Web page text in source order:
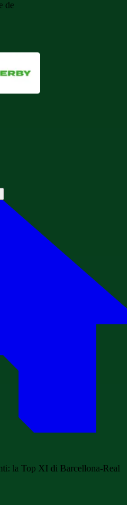
de
la Top XI di Barcellona-Real